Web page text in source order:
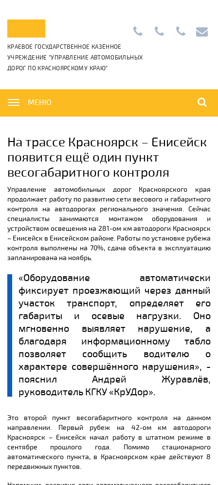
КРАЕВОЕ ГОСУДАРСТВЕННОЕ КАЗЁННОЕ
УЧРЕЖДЕНИЕ "УПРАВЛЕНИЕ АВТОМОБИЛЬНЫХ
ДОРОГ ПО КРАСНОЯРСКОМУ КРАЮ"
+7
42-
01
42-
МЕНЮ
На трассе Красноярск – Енисейск
появится ещё один пункт
весогабаритного контроля
Управление автомобильных дорог Красноярского края
продолжает работу по развитию сети весового и габаритного
контроля на автодорогах регионального значения. Сейчас
специалисты занимаются монтажом оборудования и
устройством освещения на 281-ом км автодороги Красноярск
– Енисейск в Енисейском районе. Работы по установке рубежа
контроля выполнены на 70%, сдача объекта в эксплуатацию
запланирована на ноябрь.
«Оборудование автоматически
фиксирует проезжающий через данный
участок транспорт, определяет его
габариты и осевые нагрузки. Оно
мгновенно выявляет нарушение, а
благодаря информационному табло
позволяет сообщить водителю о
характере совершённого нарушения», -
пояснил Андрей Журавлёв,
руководитель КГКУ «КрУДор».
Это второй пункт весогабаритного контроля на данном
направлении. Первый рубеж на 42-ом км автодороги
Красноярск – Енисейск начал работу в штатном режиме в
сентябре прошлого года. Помимо стационарного
автоматического пункта, в Красноярском крае действуют 8
передвижных пунктов.